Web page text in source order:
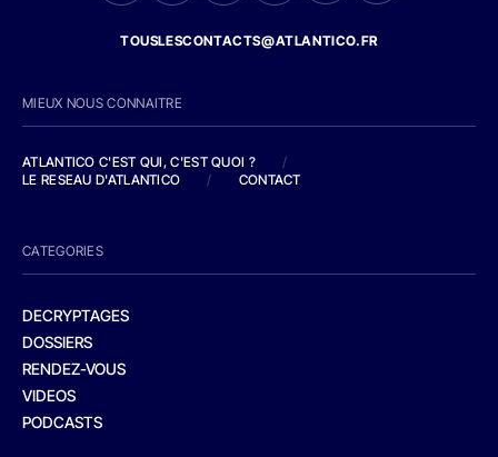
TOUSLESCONTACTS@ATLANTICO.FR
MIEUX NOUS CONNAITRE
ATLANTICO C'EST QUI, C'EST QUOI ?
/
LE RESEAU D'ATLANTICO
/ CONTACT
CATEGORIES
DECRYPTAGES
DOSSIERS
RENDEZ-VOUS
VIDEOS
PODCASTS